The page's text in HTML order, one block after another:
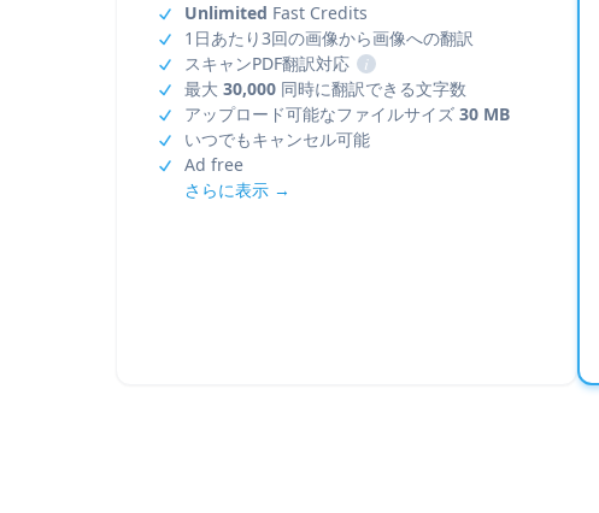
Unlimited Fast Credits
1日あたり3回の画像から画像への翻訳
スキャンPDF翻訳対応
i
最大 30,000 同時に翻訳できる文字数
アップロード可能なファイルサイズ 30 MB
いつでもキャンセル可能
Ad free
さらに表示 →